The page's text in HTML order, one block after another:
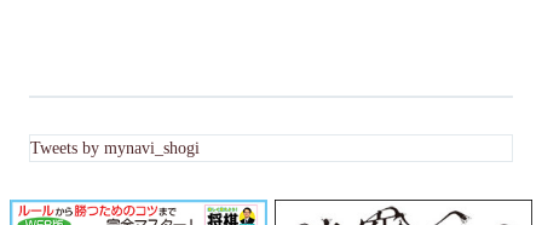
Tweets by mynavi_shogi